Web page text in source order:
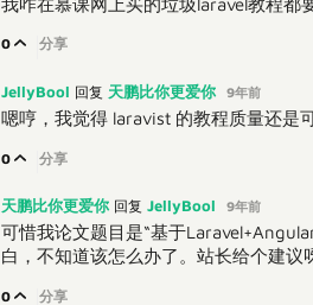
我咋在慕课网上买的垃圾laravel教程都
0 分享
JellyBool 回复 天鹏比你更爱你 9年前
嗯哼，我觉得 laravist 的教程质量还是
0 分享
天鹏比你更爱你 回复 JellyBool 9年前
可惜我论文题目是“基于
白，不知道该怎么办了。站长给个建议
0 分享